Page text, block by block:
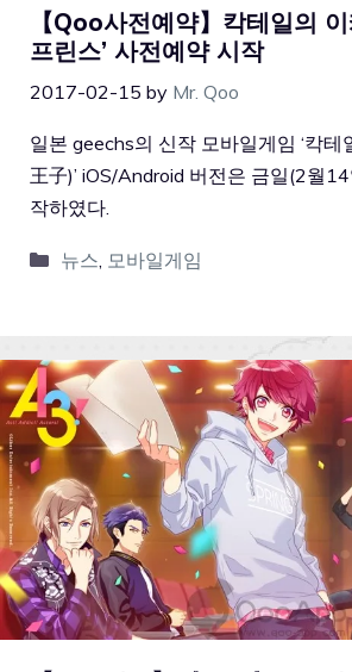
【Qoo사전예약】칵테일의
프린스’ 사전예약 시작
2017-02-15 by Mr. Qoo
일본 geechs의 신작 모바일게임 ‘칵
王子)’ iOS/Android 버전은 금일(2월
작하였다.
뉴스, 모바일게임